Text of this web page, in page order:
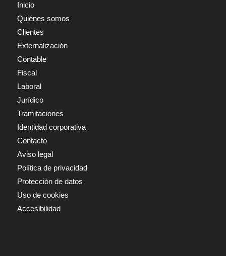
Inicio
Quiénes somos
Clientes
Externalización
Contable
Fiscal
Laboral
Jurídico
Tramitaciones
Identidad corporativa
Contacto
Aviso legal
Política de privacidad
Protección de datos
Uso de cookies
Accesibilidad